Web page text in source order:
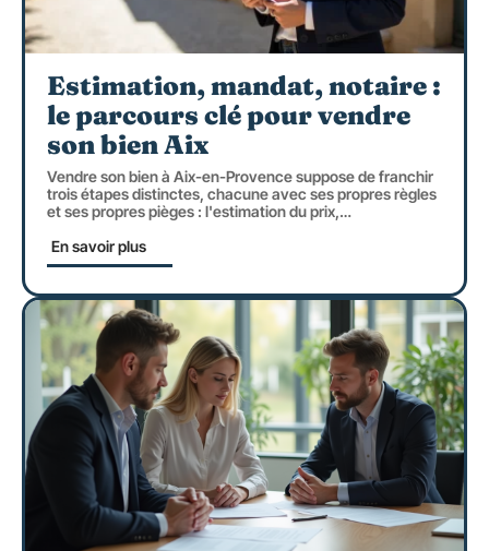
Estimation, mandat, notaire :
le parcours clé pour vendre
son bien Aix
Vendre son bien à Aix-en-Provence suppose de franchir
trois étapes distinctes, chacune avec ses propres règles
et ses propres pièges : l'estimation du prix,…
En savoir plus